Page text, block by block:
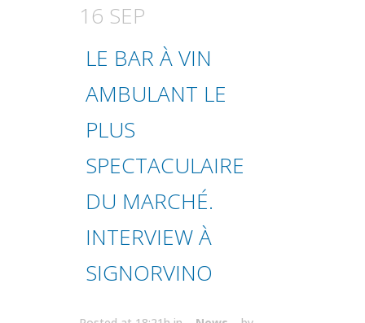
16 SEP
LE BAR À VIN
AMBULANT LE
PLUS
SPECTACULAIRE
DU MARCHÉ.
INTERVIEW À
SIGNORVINO